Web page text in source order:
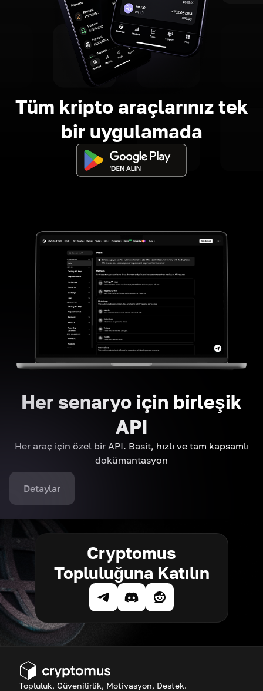
Tüm kripto araçlarınız tek
bir uygulamada
Her senaryo için birleşik
API
Her araç için özel bir API. Basit, hızlı ve tam kapsamlı
dokümantasyon
Detaylar
Cryptomus
Topluluğuna Katılın
Topluluk, Güvenilirlik, Motivasyon, Destek.